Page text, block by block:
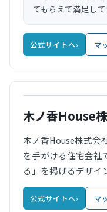
てもらえて満足して
公式サイトへ› マ
公式サイト
木ノ香House
木ノ香House株式会
を手がける住宅会社
る」を掲げるデザイ
公式サイトへ› マ